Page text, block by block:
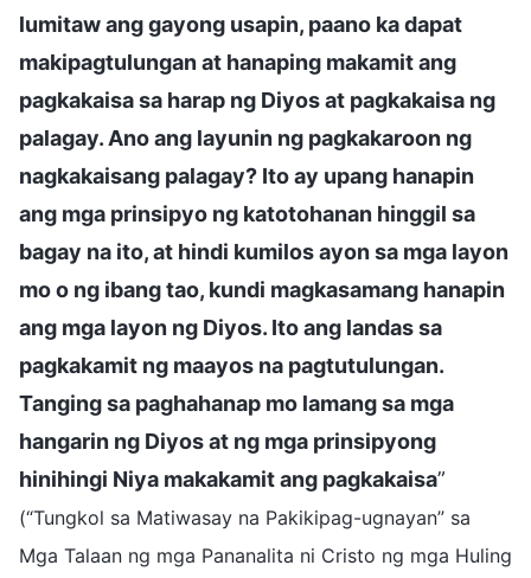
lumitaw ang gayong usapin, paano ka dapat
makipagtulungan at hanaping makamit ang
pagkakaisa sa harap ng Diyos at pagkakaisa ng
palagay. Ano ang layunin ng pagkakaroon ng
nagkakaisang palagay? Ito ay upang hanapin
ang mga prinsipyo ng katotohanan hinggil sa
bagay na ito, at hindi kumilos ayon sa mga layon
mo o ng ibang tao, kundi magkasamang hanapin
ang mga layon ng Diyos. Ito ang landas sa
pagkakamit ng maayos na pagtutulungan.
Tanging sa paghahanap mo lamang sa mga
hangarin ng Diyos at ng mga prinsipyong
hinihingi Niya makakamit ang pagkakaisa”
(“Tungkol sa Matiwasay na Pakikipag-ugnayan” sa
Mga Talaan ng mga Pananalita ni Cristo ng mga Huling